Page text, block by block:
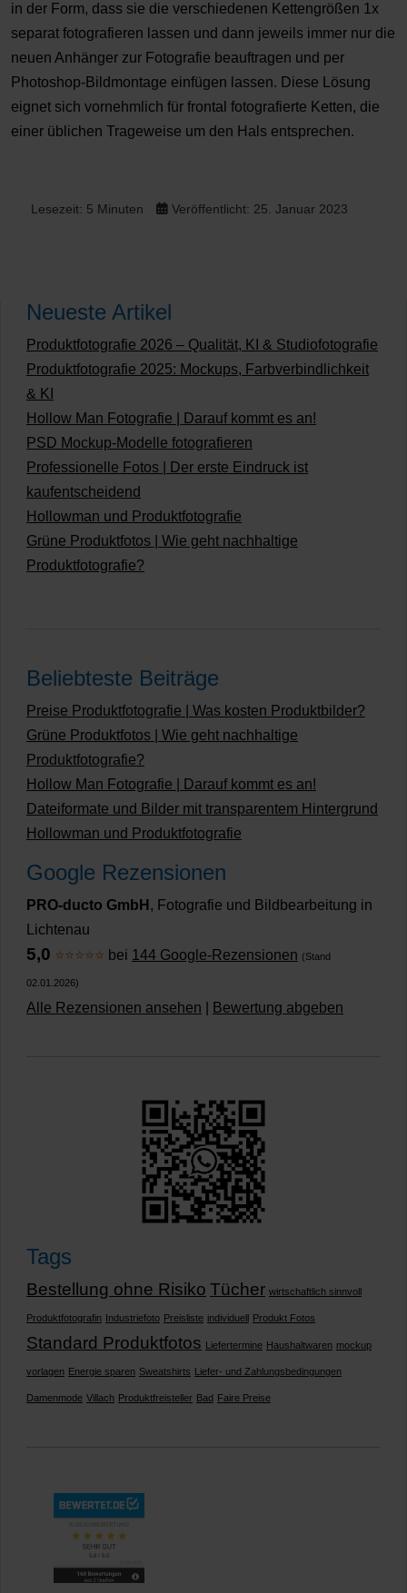
in der Form, dass sie die verschiedenen Kettengrößen 1x
separat fotografieren lassen und dann jeweils immer nur die
neuen Anhänger zur Fotografie beauftragen und per
Photoshop-Bildmontage einfügen lassen. Diese Lösung
eignet sich vornehmlich für frontal fotografierte Ketten, die
einer üblichen Trageweise um den Hals entsprechen.
Lesezeit: 5 Minuten Veröffentlicht: 25. Januar 2023
Neueste Artikel
Produktfotografie 2026 – Qualität, KI & Studiofotografie
Produktfotografie 2025: Mockups, Farbverbindlichkeit
& KI
Hollow Man Fotografie | Darauf kommt es an!
PSD Mockup-Modelle fotografieren
Professionelle Fotos | Der erste Eindruck ist
kaufentscheidend
Hollowman und Produktfotografie
Grüne Produktfotos | Wie geht nachhaltige
Produktfotografie?
Beliebteste Beiträge
Preise Produktfotografie | Was kosten Produktbilder?
Grüne Produktfotos | Wie geht nachhaltige
Produktfotografie?
Hollow Man Fotografie | Darauf kommt es an!
Dateiformate und Bilder mit transparentem Hintergrund
Hollowman und Produktfotografie
Google Rezensionen
PRO-ducto GmbH , Fotografie und Bildbearbeitung in
Lichtenau
5,0 ⭐⭐⭐⭐⭐ bei 144 Google-Rezensionen (Stand
02.01.2026)
Alle Rezensionen ansehen Bewertung abgeben
Tags
Bestellung ohne Risiko Tücher wirtschaftlich sinnvoll
Produktfotografin Industriefoto Preisliste individuell Produkt Fotos
Standard Produktfotos Liefertermine Haushaltwaren mockup
vorlagen Energie sparen Sweatshirts Liefer- und Zahlungsbedingungen
Damenmode Villach Produktfreisteller Bad Faire Preise